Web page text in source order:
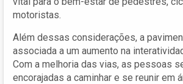
motoristas.
Além dessas considerações, a
associada a um aumento na
Com a melhoria das vias, as pessoas
encorajadas a caminhar e se reunir em